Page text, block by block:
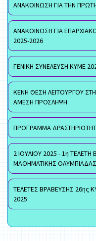
ΑΝΑΚΟΙΝΩΣΗ ΓΙΑ ΤΗΝ
ΑΝΑΚΟΙΝΩΣΗ ΓΙΑ
2025-2026
ΓΕΝΙΚΗ ΣΥΝΕΛΕΥΣΗ ΚΥΜΕ
ΚΕΝΗ ΘΕΣΗ ΛΕΙΤΟΥΡΓΟΥ
ΑΜΕΣΗ ΠΡΟΣΛΗΨΗ
ΠΡΟΓΡΑΜΜΑ
2 ΙΟΥΛΙΟΥ 2025 - 1η
ΜΑΘΗΜΑΤΙΚΗΣ
ΤΕΛΕΤΕΣ ΒΡΑΒΕΥΣΗΣ 26ης
2025